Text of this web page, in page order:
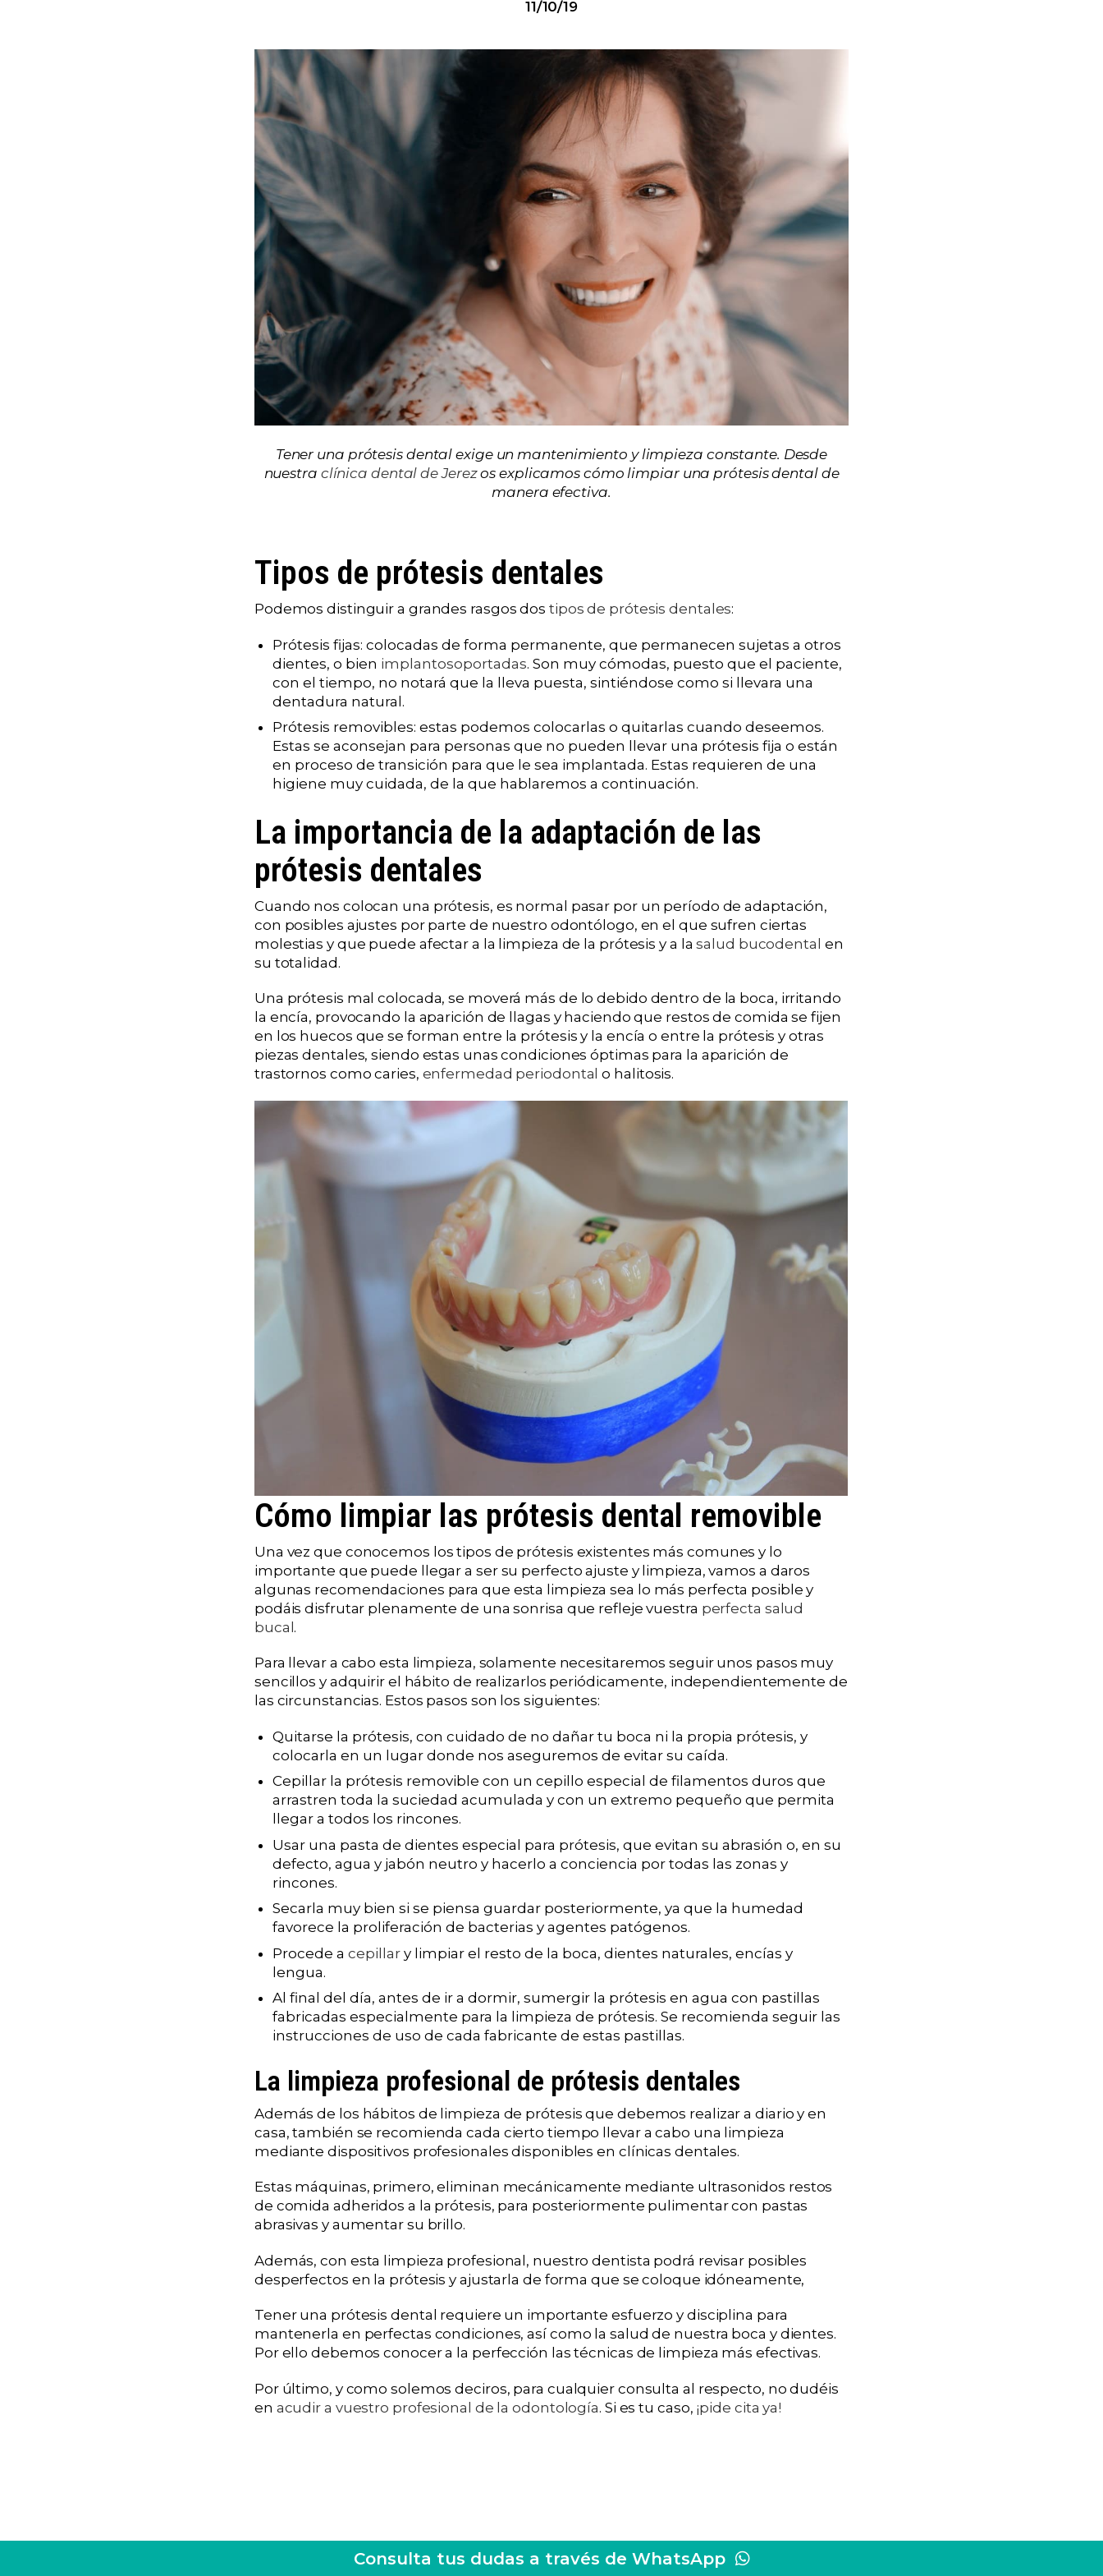
11/10/19
Tener una prótesis dental exige un mantenimiento y limpieza constante. Desde
nuestra clínica dental de Jerezos explicamos cómo limpiar una prótesis dental de
manera efectiva.
Tipos de prótesis dentales
Podemos distinguir a grandes rasgos dos tipos de prótesis dentales:
Prótesis fijas: colocadas de forma permanente, que permanecen sujetas a otros
dientes, o bien implantosoportadas. Son muy cómodas, puesto que el paciente,
con el tiempo, no notará que la lleva puesta, sintiéndose como si llevara una
dentadura natural.
Prótesis removibles: estas podemos colocarlas o quitarlas cuando deseemos.
Estas se aconsejan para personas que no pueden llevar una prótesis fija o están
en proceso de transición para que le sea implantada. Estas requieren de una
higiene muy cuidada, de la que hablaremos a continuación.
La importancia de la adaptación de las
prótesis dentales
Cuando nos colocan una prótesis, es normal pasar por un período de adaptación,
con posibles ajustes por parte de nuestro odontólogo, en el que sufren ciertas
molestias y que puede afectar a la limpieza de la prótesis y a lasalud bucodental en
su totalidad.
Una prótesis mal colocada, se moverá más de lo debido dentro de la boca, irritando
la encía, provocando la aparición de llagas y haciendo que restos de comida se fijen
en los huecos que se forman entre la prótesis y la encía o entre la prótesis y otras
piezas dentales, siendo estas unas condiciones óptimas para la aparición de
trastornos como caries, enfermedad periodontal o halitosis.
Cómo limpiar las prótesis dental removible
Una vez que conocemos los tipos de prótesis existentes más comunes y lo
importante que puede llegar a ser su perfecto ajuste y limpieza, vamos a daros
algunas recomendaciones para que esta limpieza sea lo más perfecta posible y
podáis disfrutar plenamente de una sonrisa que refleje vuestra perfecta salud
bucal.
Para llevar a cabo esta limpieza, solamente necesitaremos seguir unos pasos muy
sencillos y adquirir el hábito de realizarlos periódicamente, independientemente de
las circunstancias. Estos pasos son los siguientes:
Quitarse la prótesis, con cuidado de no dañar tu boca ni la propia prótesis, y
colocarla en un lugar donde nos aseguremos de evitar su caída.
Cepillar la prótesis removible con un cepillo especial de filamentos duros que
arrastren toda la suciedad acumulada y con un extremo pequeño que permita
llegar a todos los rincones.
Usar una pasta de dientes especial para prótesis, que evitan su abrasión o, en su
defecto, agua y jabón neutro y hacerlo a conciencia por todas las zonas y
rincones.
Secarla muy bien si se piensa guardar posteriormente, ya que la humedad
favorece la proliferación de bacterias y agentes patógenos.
Procede a cepillary limpiar el resto de la boca, dientes naturales, encías y
lengua.
Al final del día, antes de ir a dormir, sumergir la prótesis en agua con pastillas
fabricadas especialmente para la limpieza de prótesis. Se recomienda seguir las
instrucciones de uso de cada fabricante de estas pastillas.
La limpieza profesional de prótesis dentales
Además de los hábitos de limpieza de prótesis que debemos realizar a diario y en
casa, también se recomienda cada cierto tiempo llevar a cabo una limpieza
mediante dispositivos profesionales disponibles en clínicas dentales.
Estas máquinas, primero, eliminan mecánicamente mediante ultrasonidos restos
de comida adheridos a la prótesis, para posteriormente pulimentar con pastas
abrasivas y aumentar su brillo.
Además, con esta limpieza profesional, nuestro dentista podrá revisar posibles
desperfectos en la prótesis y ajustarla de forma que se coloque idóneamente,
Tener una prótesis dental requiere un importante esfuerzo y disciplina para
mantenerla en perfectas condiciones, así como la salud de nuestra boca y dientes.
Por ello debemos conocer a la perfección las técnicas de limpieza más efectivas.
Por último, y como solemos deciros, para cualquier consulta al respecto, no dudéis
en acudir a vuestro profesional de la odontología. Si es tu caso, ¡pide cita ya!
Consulta tus dudas a través de WhatsApp